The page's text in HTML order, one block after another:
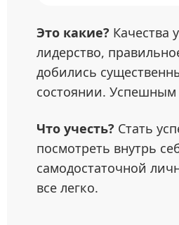
Это какие? Качества
лидерство,
добились
состоянии.
Что учесть? Стать
посмотреть внутрь
самодостаточной
все легко.